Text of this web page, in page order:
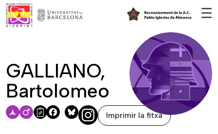
☰
GALLIANO,
Bartolomeo
Facebook
Bluesky Imprimir la fitxa